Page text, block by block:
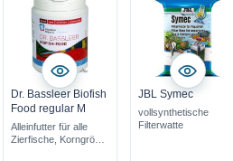
Dr. Bassleer Biofish
Food regular M
Alleinfutter für alle
Zierfische, Korngröße
JBL Symec
vollsynthetische
Filterwatte